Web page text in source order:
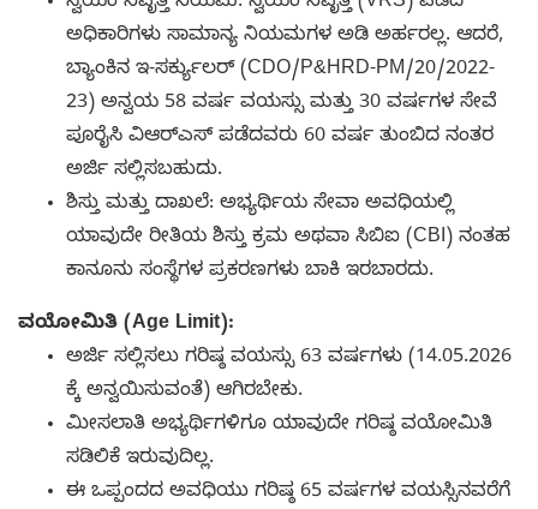
ಅಧಿಕಾರಿಗಳು ಸಾಮಾನ್ಯ ನಿಯಮಗಳ ಅಡಿ ಅರ್ಹರಲ್ಲ. ಆದರೆ,
ಬ್ಯಾಂಕಿನ ಇ-ಸರ್ಕ್ಯುಲರ್ (CDO/P&HRD-PM/20/2022-
23) ಅನ್ವಯ 58 ವರ್ಷ ವಯಸ್ಸು ಮತ್ತು 30 ವರ್ಷಗಳ ಸೇವೆ
ಪೂರೈಸಿ ವಿಆರ್‌ಎಸ್ ಪಡೆದವರು 60 ವರ್ಷ ತುಂಬಿದ ನಂತರ
ಅರ್ಜಿ ಸಲ್ಲಿಸಬಹುದು.
ಶಿಸ್ತು ಮತ್ತು ದಾಖಲೆ: ಅಭ್ಯರ್ಥಿಯ ಸೇವಾ ಅವಧಿಯಲ್ಲಿ
ಯಾವುದೇ ರೀತಿಯ ಶಿಸ್ತು ಕ್ರಮ ಅಥವಾ ಸಿಬಿಐ (CBI) ನಂತಹ
ಕಾನೂನು ಸಂಸ್ಥೆಗಳ ಪ್ರಕರಣಗಳು ಬಾಕಿ ಇರಬಾರದು.
ವಯೋಮಿತಿ (Age Limit):
ಅರ್ಜಿ ಸಲ್ಲಿಸಲು ಗರಿಷ್ಠ ವಯಸ್ಸು 63 ವರ್ಷಗಳು (14.05.2026
ಕ್ಕೆ ಅನ್ವಯಿಸುವಂತೆ) ಆಗಿರಬೇಕು.
ಮೀಸಲಾತಿ ಅಭ್ಯರ್ಥಿಗಳಿಗೂ ಯಾವುದೇ ಗರಿಷ್ಠ ವಯೋಮಿತಿ
ಸಡಿಲಿಕೆ ಇರುವುದಿಲ್ಲ.
ಈ ಒಪ್ಪಂದದ ಅವಧಿಯು ಗರಿಷ್ಠ 65 ವರ್ಷಗಳ ವಯಸ್ಸಿನವರೆಗೆ